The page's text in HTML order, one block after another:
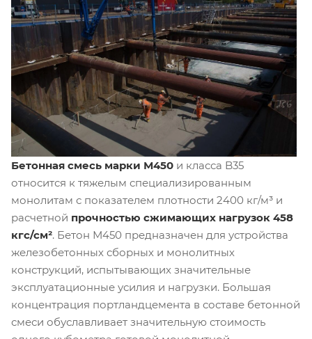
Бетонная смесь марки М450 и класса B35
относится к тяжелым специализированным
монолитам с показателем плотности 2400 кг/м³ и
расчетной прочностью сжимающих нагрузок 458
кгс/см². Бетон М450 предназначен для устройства
железобетонных сборных и монолитных
конструкций, испытывающих значительные
эксплуатационные усилия и нагрузки. Большая
концентрация портландцемента в составе бетонной
смеси обуславливает значительную стоимость